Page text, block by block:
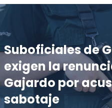
Suboficiales de
exigen la
Gajardo por
sabotaje